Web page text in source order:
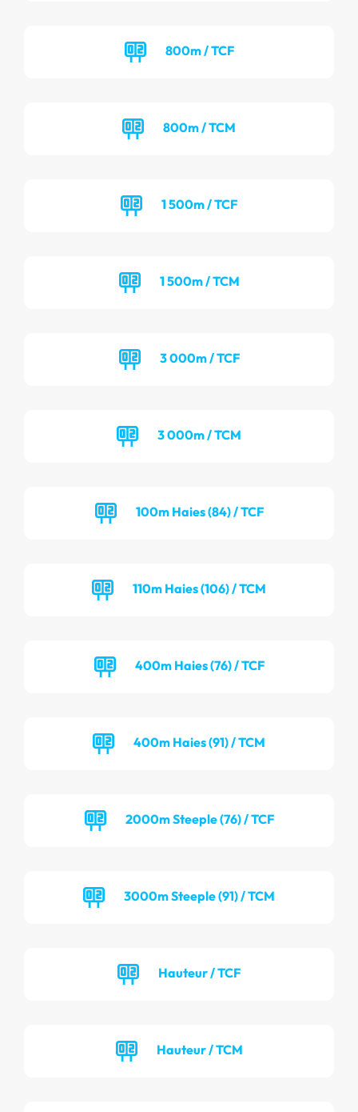
800m / TCF
800m / TCM
1 500m / TCF
1 500m / TCM
3 000m / TCF
3 000m / TCM
100m Haies (84) / TCF
110m Haies (106) / TCM
400m Haies (76) / TCF
400m Haies (91) / TCM
2000m Steeple (76) / TCF
3000m Steeple (91) / TCM
Hauteur / TCF
Hauteur / TCM